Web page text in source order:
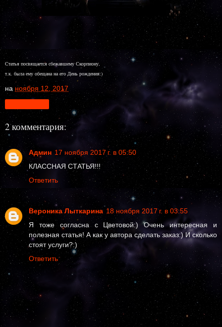
Статья посвящается сбежавшему Скорпиону,
т.к. была ему обещана на его День рождения:)
на ноября 12, 2017
2 комментария:
Админ 17 ноября 2017 г. в 05:50
КЛАССНАЯ СТАТЬЯ!!!
Ответить
Вероника Лыткарина 18 ноября 2017 г. в 03:55
Я тоже согласна с Цветовой:) Очень интересная и
полезная статья! А как у автора сделать заказ:) И сколько
стоят услуги?:)
Ответить